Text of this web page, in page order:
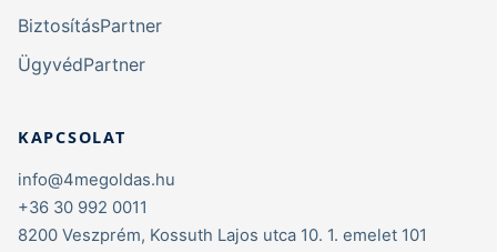
BiztosításPartner
ÜgyvédPartner
KAPCSOLAT
info@4megoldas.hu
+36 30 992 0011
8200 Veszprém, Kossuth Lajos utca 10. 1. emelet 101